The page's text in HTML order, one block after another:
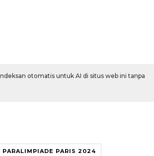
otomatis untuk AI di situs web ini tanpa
PARALIMPIADE PARIS 2024